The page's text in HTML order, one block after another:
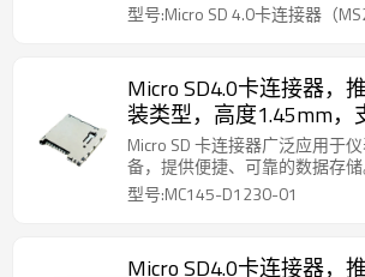
型号:Micro SD 4.0卡连接器（
Micro SD4.0卡连接器，
装类型，高度1.45mm，
Micro SD 卡连接器广泛应用于
备，提供便捷、可靠的数据存储
型号:MC145-D1230-01
Micro SD4.0卡连接器，